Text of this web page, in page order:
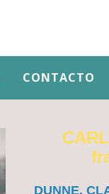
CONTACTO
DUNNE,